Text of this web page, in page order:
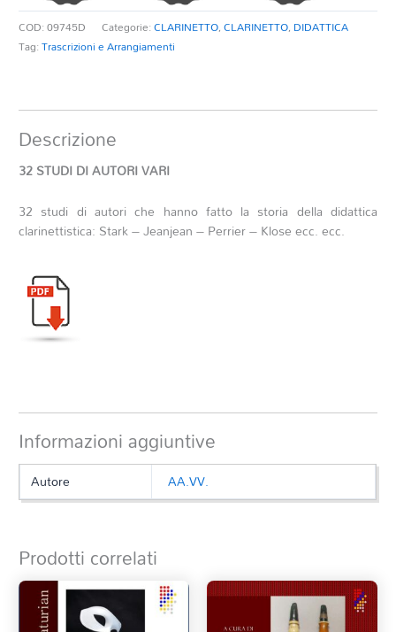
COD:09745D Categorie:CLARINETTO,CLARINETTO, DIDATTICA
Tag:Trascrizioni e Arrangiamenti
Descrizione
32 STUDI DI AUTORI VARI
32 studi di autori che hanno fatto la storia della didattica
clarinettistica: Stark – Jeanjean – Perrier – Klose ecc. ecc.
Informazioni aggiuntive
Autore AA.VV.
Prodotti correlati